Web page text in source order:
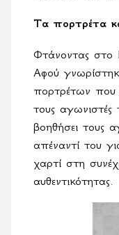
Τα πορτρέτα
Φτάνοντας στο
Αφού
πορτρέτων που
τους
βοηθήσει τους
απέναντί του
χαρτί στη
αυθεντικότητας.